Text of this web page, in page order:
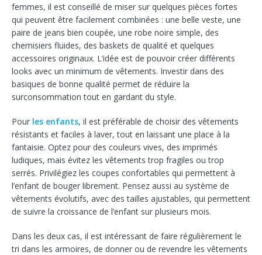
femmes, il est conseillé de miser sur quelques pièces fortes
qui peuvent être facilement combinées : une belle veste, une
paire de jeans bien coupée, une robe noire simple, des
chemisiers fluides, des baskets de qualité et quelques
accessoires originaux. L’idée est de pouvoir créer différents
looks avec un minimum de vêtements. Investir dans des
basiques de bonne qualité permet de réduire la
surconsommation tout en gardant du style.
Pour les enfants, il est préférable de choisir des vêtements
résistants et faciles à laver, tout en laissant une place à la
fantaisie. Optez pour des couleurs vives, des imprimés
ludiques, mais évitez les vêtements trop fragiles ou trop
serrés. Privilégiez les coupes confortables qui permettent à
l’enfant de bouger librement. Pensez aussi au système de
vêtements évolutifs, avec des tailles ajustables, qui permettent
de suivre la croissance de l’enfant sur plusieurs mois.
Dans les deux cas, il est intéressant de faire régulièrement le
tri dans les armoires, de donner ou de revendre les vêtements